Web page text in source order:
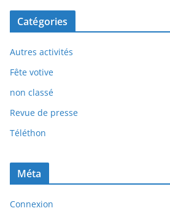
Catégories
Autres activités
Fête votive
non classé
Revue de presse
Téléthon
Méta
Connexion